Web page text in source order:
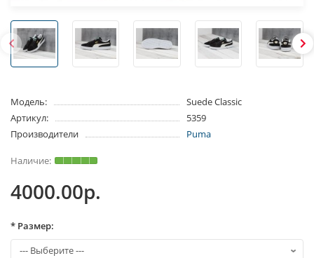
Модель:
Suede Classic
Артикул:
5359
Производители
Puma
4000.00р.
* Размер: